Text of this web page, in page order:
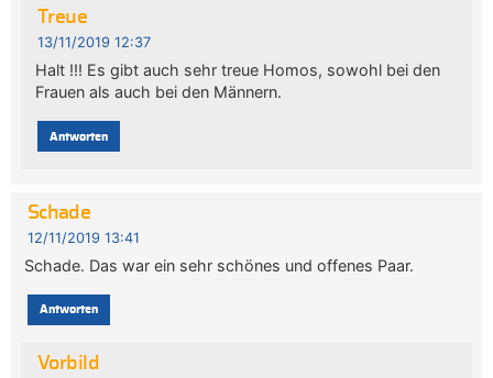
Treue
13/11/2019 12:37
Halt !!! Es gibt auch sehr treue Homos, sowohl bei den
Frauen als auch bei den Männern.
Antworten
Schade
12/11/2019 13:41
Schade. Das war ein sehr schönes und offenes Paar.
Antworten
Vorbild